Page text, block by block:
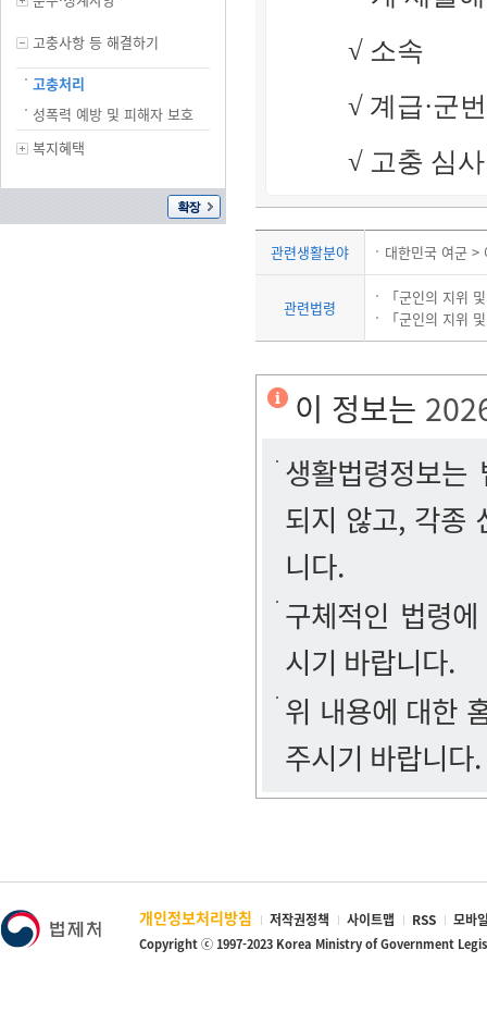
고충사항 등 해결하기
고충처리
성폭력 예방 및 피해자 보호
복지혜택
√ 소속
√ 계급·군
√ 고충 심
관련생활분야 대한민국 여군 >
관련법령
「군인의 지위
「군인의 지위
이 정보는
생활법령정보
되지 않고, 각종
니다.
구체적인 법령
시기 바랍니다.
위 내용에 대한
주시기 바랍니다.
개인정보처리방침 저작권정책 사이트맵 RSS 모바
Copyright ⓒ 1997-2023 Korea Ministry of Government